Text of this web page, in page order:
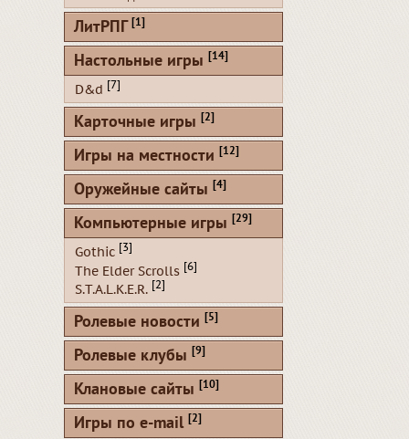
ЛитРПГ [1]
Настольные игры [14]
D&d [7]
Карточные игры [2]
Игры на местности [12]
Оружейные сайты [4]
Компьютерные игры [29]
Gothic [3]
The Elder Scrolls [6]
S.T.A.L.K.E.R. [2]
Ролевые новости [5]
Ролевые клубы [9]
Клановые сайты [10]
Игры по e-mail [2]